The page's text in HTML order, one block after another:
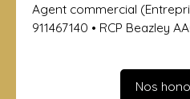
Agent commercial
911467140 • RCP Beazley
Nos